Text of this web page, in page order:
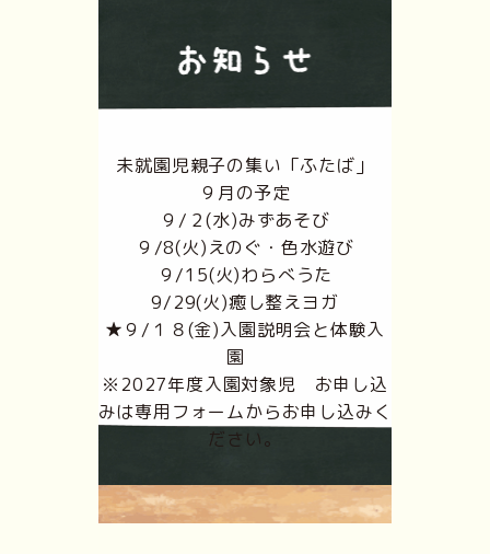
未就園児親子の集い「ふたば」
９月の予定
９/２(水)みずあそび
９/8(火)えのぐ・色水遊び
９/15(火)わらべうた
9/29(火)癒し整えヨガ
★９/１８(金)入園説明会と体験入
園
※2027年度入園対象児 お申し込
みは専用フォームからお申し込みく
ださい。